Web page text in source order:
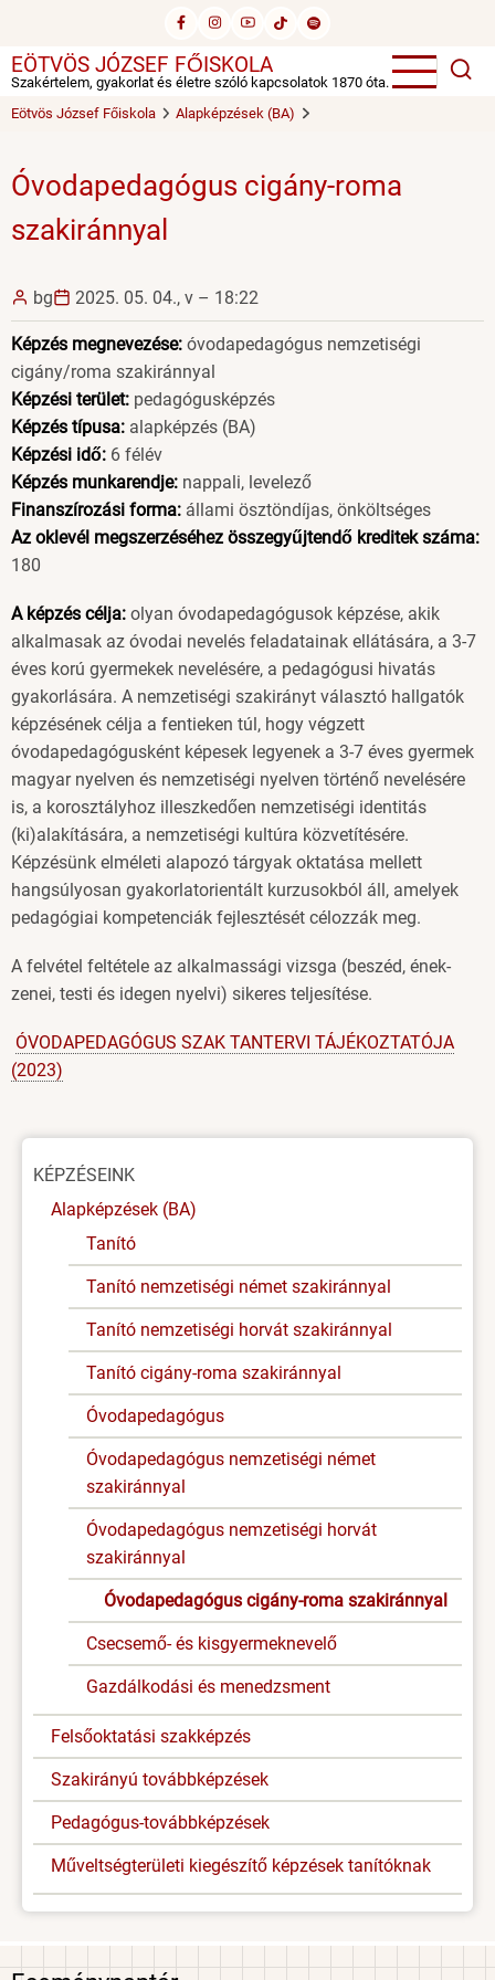
tartalomra
EÖTVÖS JÓZSEF FŐISKOLA
Szakértelem, gyakorlat és életre szóló kapcsolatok 1870 óta.
Eötvös József Főiskola
Alapképzések (BA)
Óvodapedagógus cigány-roma
szakiránnyal
bg 2025. 05. 04., v – 18:22
Képzés megnevezése: óvodapedagógus nemzetiségi
cigány/roma szakiránnyal
Képzési terület: pedagógusképzés
Képzés típusa: alapképzés (BA)
Képzési idő: 6 félév
Képzés munkarendje: nappali, levelező
Finanszírozási forma: állami ösztöndíjas, önköltséges
Az oklevél megszerzéséhez összegyűjtendő kreditek száma:
180
A képzés célja: olyan óvodapedagógusok képzése, akik
alkalmasak az óvodai nevelés feladatainak ellátására, a 3-7
éves korú gyermekek nevelésére, a pedagógusi hivatás
gyakorlására. A nemzetiségi szakirányt választó hallgatók
képzésének célja a fentieken túl, hogy végzett
óvodapedagógusként képesek legyenek a 3-7 éves gyermek
magyar nyelven és nemzetiségi nyelven történő nevelésére
is, a korosztályhoz illeszkedően nemzetiségi identitás
(ki)alakítására, a nemzetiségi kultúra közvetítésére.
Képzésünk elméleti alapozó tárgyak oktatása mellett
hangsúlyosan gyakorlatorientált kurzusokból áll, amelyek
pedagógiai kompetenciák fejlesztését célozzák meg.
A felvétel feltétele az alkalmassági vizsga (beszéd, ének-
zenei, testi és idegen nyelvi) sikeres teljesítése.
ÓVODAPEDAGÓGUS SZAK TANTERVI TÁJÉKOZTATÓJA
(2023)
Oldal
KÉPZÉSEINK
Alapképzések (BA)
Tanító
Tanító nemzetiségi német szakiránnyal
Tanító nemzetiségi horvát szakiránnyal
Tanító cigány-roma szakiránnyal
Óvodapedagógus
Óvodapedagógus nemzetiségi német
szakiránnyal
Óvodapedagógus nemzetiségi horvát
szakiránnyal
Óvodapedagógus cigány-roma szakiránnyal
Csecsemő- és kisgyermeknevelő
Gazdálkodási és menedzsment
Felsőoktatási szakképzés
Szakirányú továbbképzések
Pedagógus-továbbképzések
Műveltségterületi kiegészítő képzések tanítóknak